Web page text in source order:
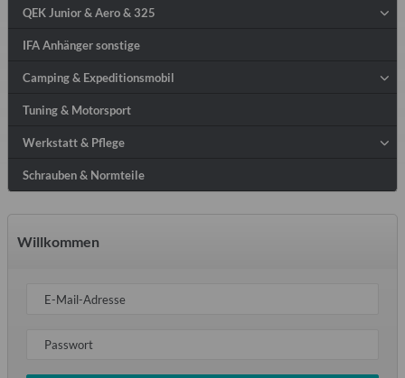
QEK Junior & Aero & 325
IFA Anhänger sonstige
Camping & Expeditionsmobil
Tuning & Motorsport
Werkstatt & Pflege
Schrauben & Normteile
Willkommen
E-Mail-Adresse
Passwort